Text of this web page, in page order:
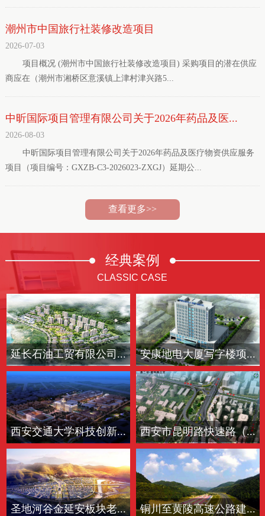
潮州市中国旅行社装修改造项目
2026-07-03
项目概况 (潮州市中国旅行社装修改造项目) 采购项目的潜在供应
商应在（潮州市湘桥区意溪镇上津村津兴路5...
中昕国际项目管理有限公司关于2026年药品及医...
2026-08-03
中昕国际项目管理有限公司关于2026年药品及医疗物资供应服务
项目（项目编号：GXZB-C3-2026023-ZXGJ）延期公...
查看更多>>
经典案例
CLASSIC CASE
延长石油工贸有限公司... 安康地电大厦写字楼项...
西安交通大学科技创新... 西安市昆明路快速路（...
圣地河谷金延安板块老... 铜川至黄陵高速公路建...